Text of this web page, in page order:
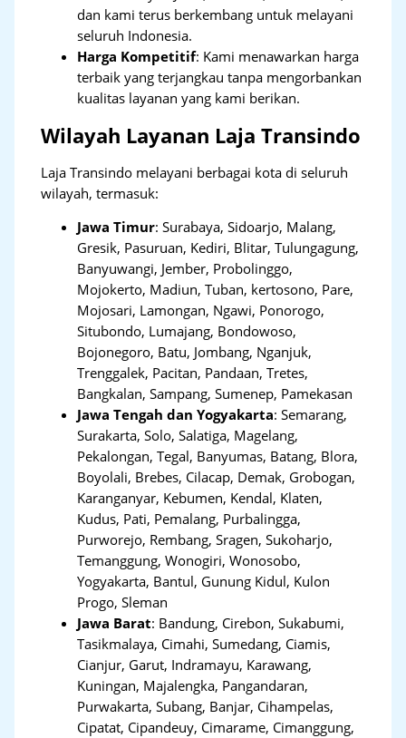
dan kami terus berkembang untuk melayani
seluruh Indonesia.
Harga Kompetitif: Kami menawarkan harga
terbaik yang terjangkau tanpa mengorbankan
kualitas layanan yang kami berikan.
Wilayah Layanan Laja Transindo
Laja Transindo melayani berbagai kota di seluruh
wilayah, termasuk:
Jawa Timur:Surabaya, Sidoarjo, Malang,
Gresik, Pasuruan, Kediri, Blitar, Tulungagung,
Banyuwangi, Jember, Probolinggo,
Mojokerto, Madiun, Tuban, kertosono, Pare,
Mojosari, Lamongan, Ngawi, Ponorogo,
Situbondo, Lumajang, Bondowoso,
Bojonegoro, Batu, Jombang, Nganjuk,
Trenggalek, Pacitan, Pandaan, Tretes,
Bangkalan, Sampang, Sumenep, Pamekasan
Jawa Tengah dan Yogyakarta:Semarang,
Surakarta, Solo, Salatiga, Magelang,
Pekalongan, Tegal, Banyumas, Batang, Blora,
Boyolali, Brebes, Cilacap, Demak, Grobogan,
Karanganyar, Kebumen, Kendal, Klaten,
Kudus, Pati, Pemalang, Purbalingga,
Purworejo, Rembang, Sragen, Sukoharjo,
Temanggung, Wonogiri, Wonosobo,
Yogyakarta, Bantul, Gunung Kidul, Kulon
Progo, Sleman
Jawa Barat: Bandung, Cirebon, Sukabumi,
Tasikmalaya, Cimahi, Sumedang, Ciamis,
Cianjur, Garut, Indramayu, Karawang,
Kuningan, Majalengka, Pangandaran,
Purwakarta, Subang, Banjar, Cihampelas,
Cipatat, Cipandeuy, Cimarame, Cimanggung,